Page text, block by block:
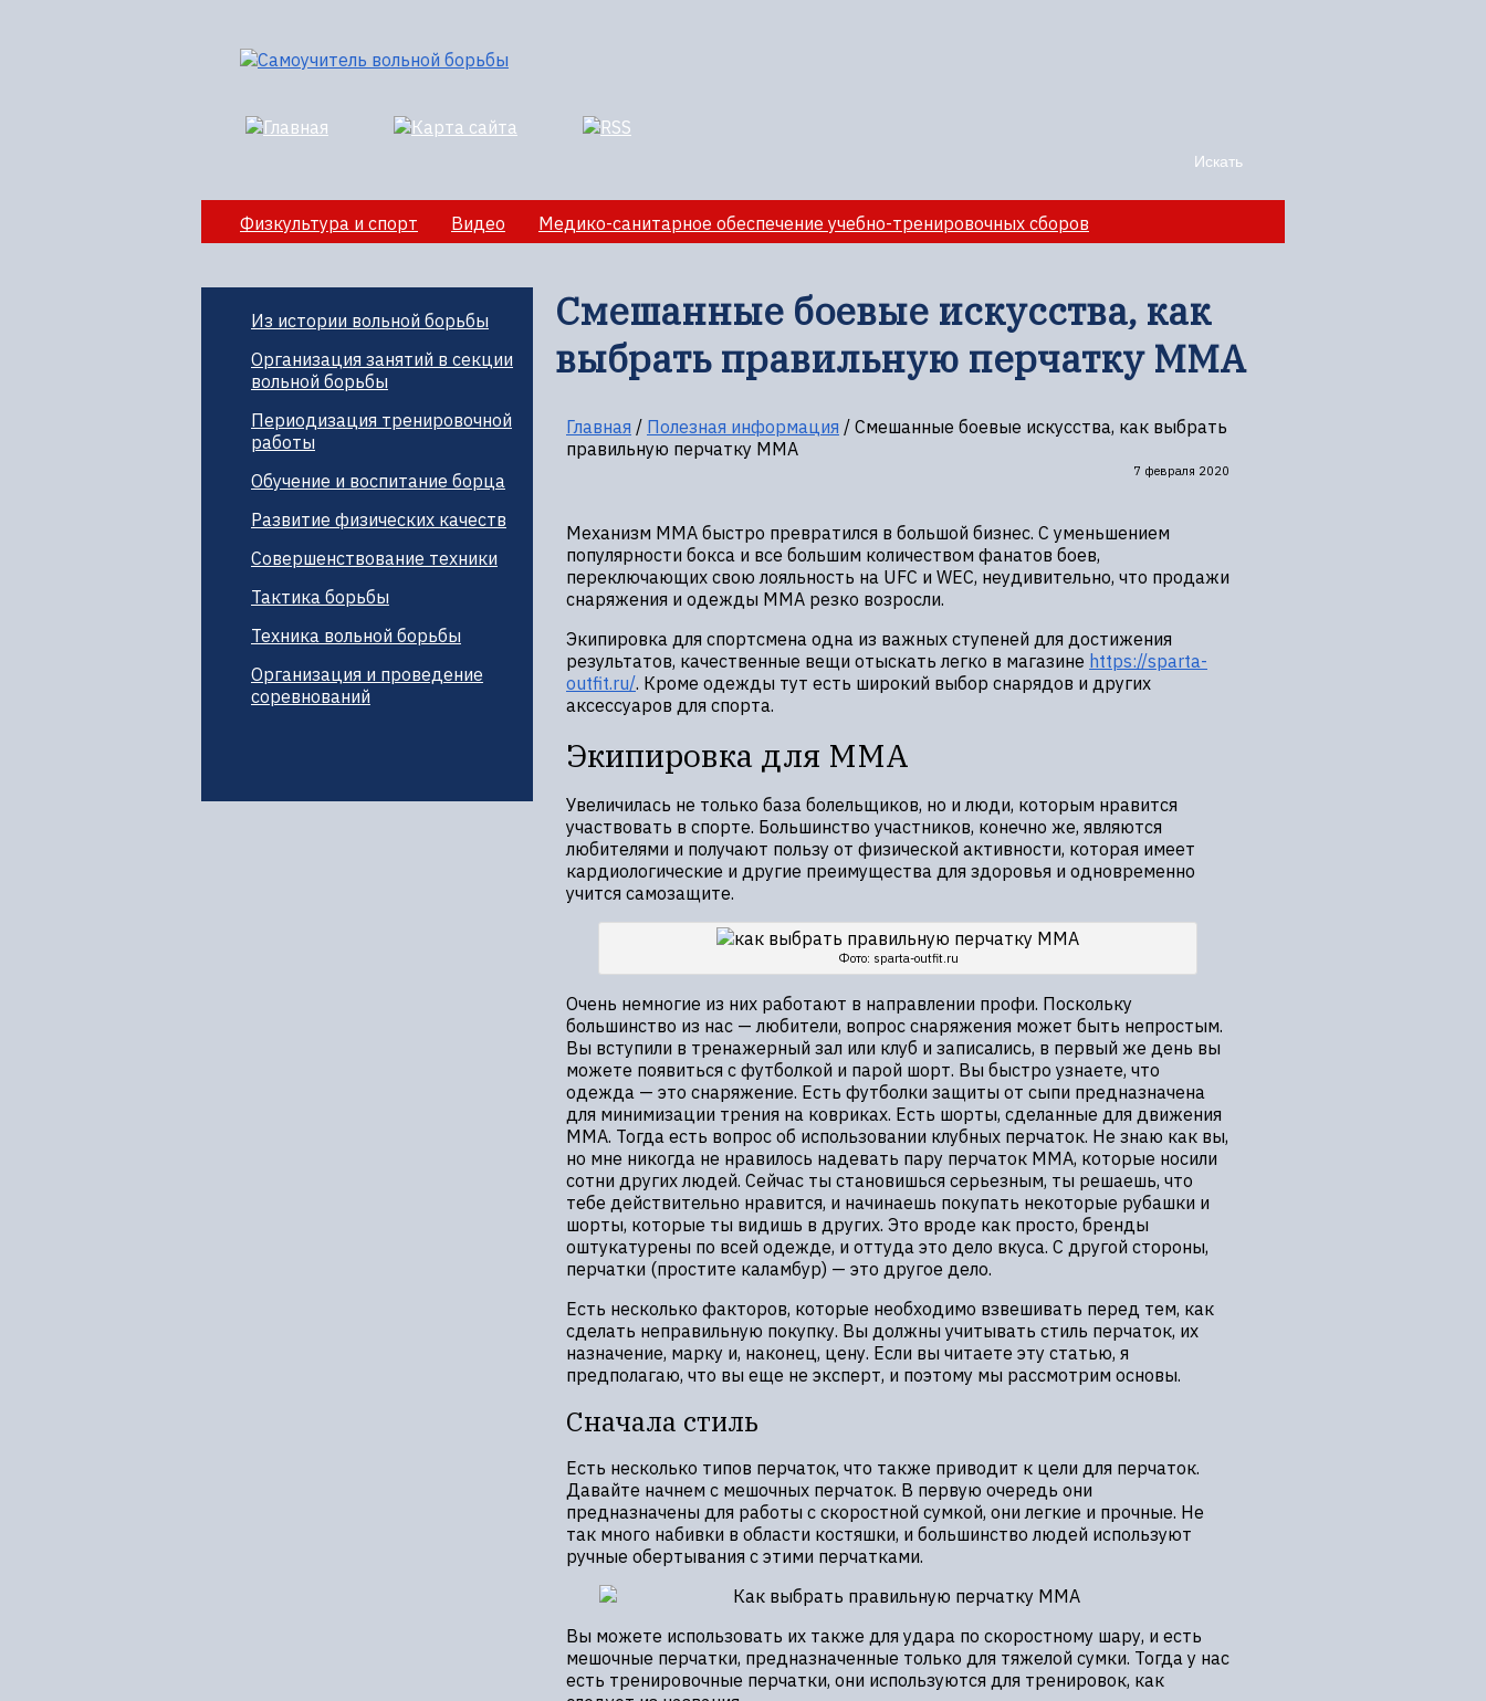
Физкультура и спорт Видео Медико-санитарное обеспечение учебно-тренировочных сборов
Из истории вольной борьбы
Организация занятий в секции
вольной борьбы
Периодизация тренировочной
работы
Обучение и воспитание борца
Развитие физических качеств
Совершенствование техники
Тактика борьбы
Техника вольной борьбы
Организация и проведение
соревнований
Смешанные боевые искусства, как
выбрать правильную перчатку MMA
Главная / Полезная информация / Смешанные боевые искусства, как выбрать
правильную перчатку MMA
7 февраля 2020
Механизм MMA быстро превратился в большой бизнес. С уменьшением
популярности бокса и все большим количеством фанатов боев,
переключающих свою лояльность на UFC и WEC, неудивительно, что продажи
снаряжения и одежды MMA резко возросли.
Экипировка для спортсмена одна из важных ступеней для достижения
результатов, качественные вещи отыскать легко в магазине https://sparta-
outfit.ru/. Кроме одежды тут есть широкий выбор снарядов и других
аксессуаров для спорта.
Экипировка для ММА
Увеличилась не только база болельщиков, но и люди, которым нравится
участвовать в спорте. Большинство участников, конечно же, являются
любителями и получают пользу от физической активности, которая имеет
кардиологические и другие преимущества для здоровья и одновременно
учится самозащите.
Фото: sparta-outfit.ru
Очень немногие из них работают в направлении профи. Поскольку
большинство из нас — любители, вопрос снаряжения может быть непростым.
Вы вступили в тренажерный зал или клуб и записались, в первый же день вы
можете появиться с футболкой и парой шорт. Вы быстро узнаете, что
одежда — это снаряжение. Есть футболки защиты от сыпи предназначена
для минимизации трения на ковриках. Есть шорты, сделанные для движения
MMA. Тогда есть вопрос об использовании клубных перчаток. Не знаю как вы,
но мне никогда не нравилось надевать пару перчаток MMA, которые носили
сотни других людей. Сейчас ты становишься серьезным, ты решаешь, что
тебе действительно нравится, и начинаешь покупать некоторые рубашки и
шорты, которые ты видишь в других. Это вроде как просто, бренды
оштукатурены по всей одежде, и оттуда это дело вкуса. С другой стороны,
перчатки (простите каламбур) — это другое дело.
Есть несколько факторов, которые необходимо взвешивать перед тем, как
сделать неправильную покупку. Вы должны учитывать стиль перчаток, их
назначение, марку и, наконец, цену. Если вы читаете эту статью, я
предполагаю, что вы еще не эксперт, и поэтому мы рассмотрим основы.
Сначала стиль
Есть несколько типов перчаток, что также приводит к цели для перчаток.
Давайте начнем с мешочных перчаток. В первую очередь они
предназначены для работы с скоростной сумкой, они легкие и прочные. Не
так много набивки в области костяшки, и большинство людей используют
ручные обертывания с этими перчатками.
Вы можете использовать их также для удара по скоростному шару, и есть
мешочные перчатки, предназначенные только для тяжелой сумки. Тогда у нас
есть тренировочные перчатки, они используются для тренировок, как